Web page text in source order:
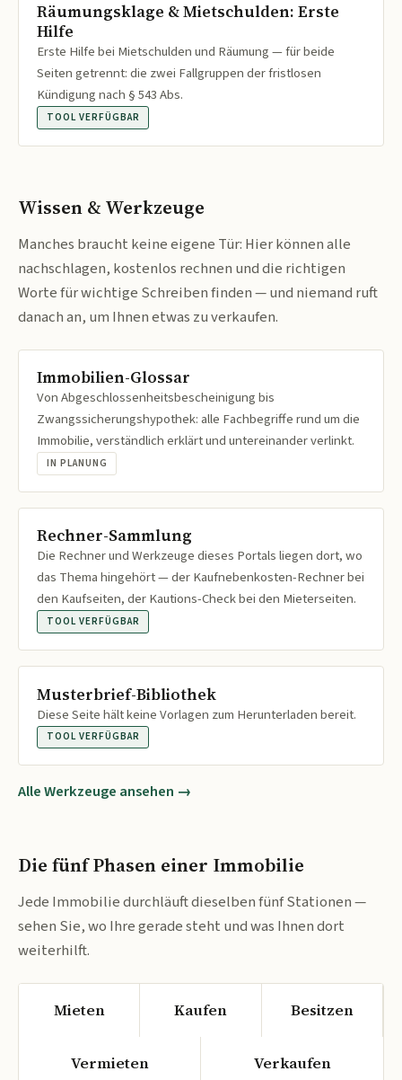
Räumungsklage & Mietschulden: Erste
Hilfe
Erste Hilfe bei Mietschulden und Räumung — für beide
Seiten getrennt: die zwei Fallgruppen der fristlosen
Kündigung nach § 543 Abs.
TOOL VERFÜGBAR
Wissen & Werkzeuge
Manches braucht keine eigene Tür: Hier können alle
nachschlagen, kostenlos rechnen und die richtigen
Worte für wichtige Schreiben finden — und niemand ruft
danach an, um Ihnen etwas zu verkaufen.
Immobilien-Glossar
Von Abgeschlossenheitsbescheinigung bis
Zwangssicherungshypothek: alle Fachbegriffe rund um die
Immobilie, verständlich erklärt und untereinander verlinkt.
IN PLANUNG
Rechner-Sammlung
Die Rechner und Werkzeuge dieses Portals liegen dort, wo
das Thema hingehört — der Kaufnebenkosten-Rechner bei
den Kaufseiten, der Kautions-Check bei den Mieterseiten.
TOOL VERFÜGBAR
Musterbrief-Bibliothek
Diese Seite hält keine Vorlagen zum Herunterladen bereit.
TOOL VERFÜGBAR
Alle Werkzeuge ansehen →
Die fünf Phasen einer Immobilie
Jede Immobilie durchläuft dieselben fünf Stationen —
sehen Sie, wo Ihre gerade steht und was Ihnen dort
weiterhilft.
Mieten Kaufen Besitzen
Vermieten Verkaufen